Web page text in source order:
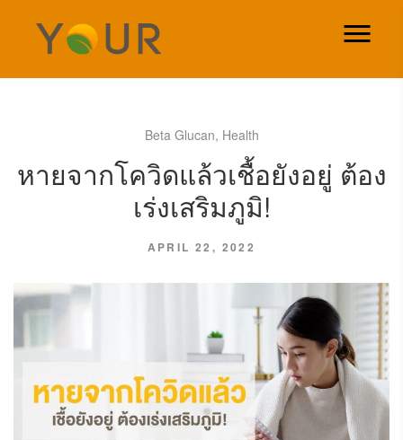
Beta Glucan, Health
หายจากโควิดแล้วเชื้อยังอยู่ ต้อง
เร่งเสริมภูมิ!
APRIL 22, 2022